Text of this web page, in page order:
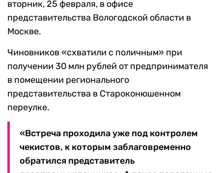
вторник, 25 февраля, в офисе
представительства Вологодской области в
Москве.
Чиновников «схватили с поличным» при
получении 30 млн рублей от предпринимателя
в помещении регионального
представительства в Староконюшенном
переулке.
«Встреча проходила уже под контролем
чекистов, к которым заблаговременно
обратился представитель